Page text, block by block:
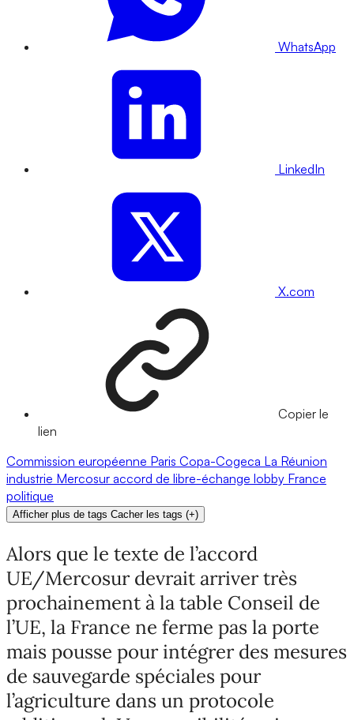
WhatsApp
LinkedIn
X.com
Copier le
lien
Commission européenne Paris Copa-Cogeca La Réunion
industrie Mercosur accord de libre-échange lobby France
politique
Afficher plus de tags Cacher les tags (+)
Alors que le texte de l’accord
UE/Mercosur devrait arriver très
prochainement à la table Conseil de
l’UE, la France ne ferme pas la porte
mais pousse pour intégrer des mesures
de sauvegarde spéciales pour
l’agriculture dans un protocole